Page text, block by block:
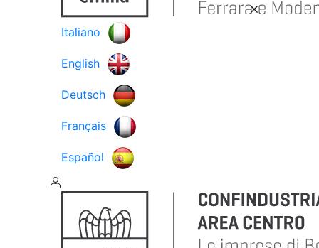
Italiano
English
Deutsch
Français
Español